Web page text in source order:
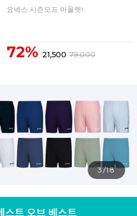
요넥스 시즌오프 아울렛!
72% 21,500 79,000
4/18